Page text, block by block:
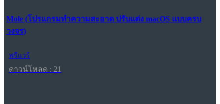
Mole (โปรแกรมทำความสะอาด ปรับแต่ง macOS แบบครบ
วงจร)
ฟรีแวร์
ดาวน์โหลด : 21